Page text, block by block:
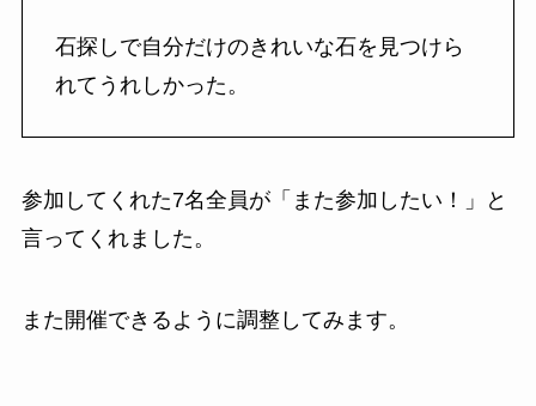
石探しで自分だけのきれいな石を見つけら
れてうれしかった。
参加してくれた7名全員が「また参加したい！」と
言ってくれました。
また開催できるように調整してみます。